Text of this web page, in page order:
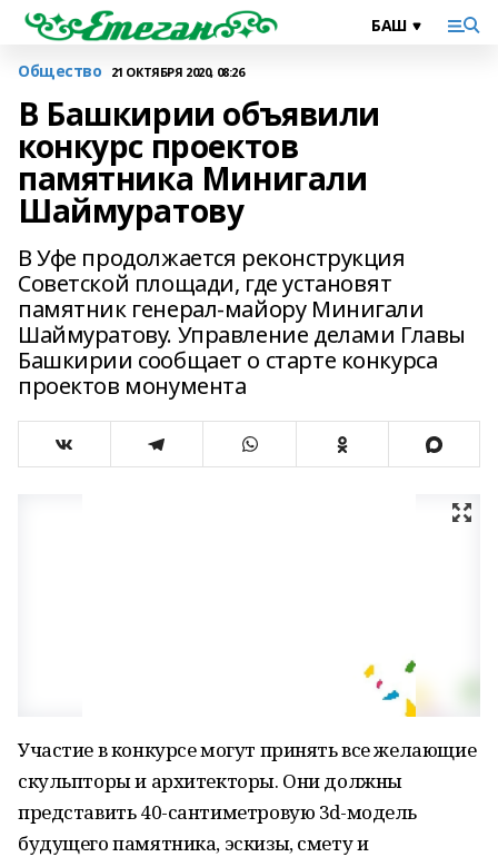
Общество 21 ОКТЯБРЯ 2020, 08:26
В Башкирии объявили
конкурс проектов
памятника Минигали
Шаймуратову
В Уфе продолжается реконструкция
Советской площади, где установят
памятник генерал-майору Минигали
Шаймуратову. Управление делами Главы
Башкирии сообщает о старте конкурса
проектов монумента
Участие в конкурсе могут принять все желающие
скульпторы и архитекторы. Они должны
представить 40-сантиметровую 3d-модель
будущего памятника, эскизы, смету и